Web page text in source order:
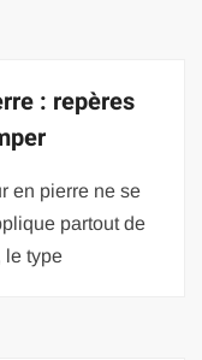
: repères
en pierre ne se
partout de
le type